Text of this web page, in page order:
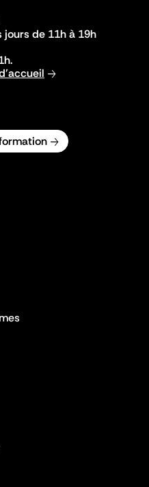
de 11h à 19h